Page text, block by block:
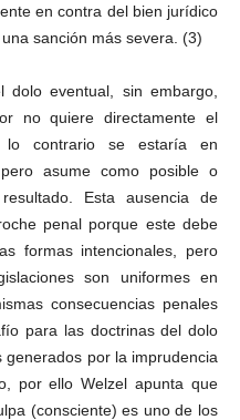
en contra del bien jurídico
sanción más severa. (3)
dolo eventual, sin embargo,
no quiere directamente el
lo contrario se estaría en
asume como posible o
Esta ausencia de
penal porque este debe
formas intencionales, pero
son uniformes en
consecuencias penales
para las doctrinas del dolo
por la imprudencia
por ello Welzel apunta que
(consciente) es uno de los